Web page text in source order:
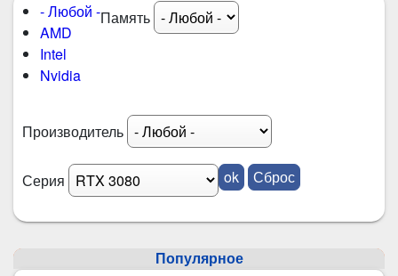
- Любой -
AMD
Intel
Nvidia
Память
Производитель
Серия
Популярное